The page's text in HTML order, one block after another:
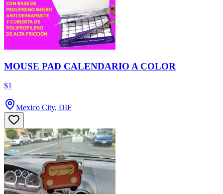
MOUSE PAD CALENDARIO A COLOR
$1
Mexico City, DIF